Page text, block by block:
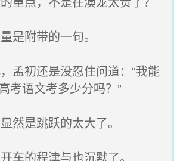
是附带的一句。
孟初还是没忍住问道：“我能
考语文考多少分吗？”
然是跳跃的太大了。
车的程津与也沉默了。